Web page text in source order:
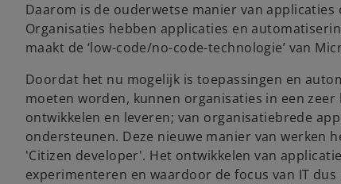
Daarom is de ouderwetse manier van
Organisaties hebben applicaties en
maakt de ‘low-code/no-code-technologie’ van
Doordat het nu mogelijk is toepassingen en
moeten worden, kunnen organisaties in een
ontwikkelen en leveren; van organisatiebrede
ondersteunen. Deze nieuwe manier van werken
'Citizen developer'. Het ontwikkelen van
experimenteren en waardoor de focus van IT